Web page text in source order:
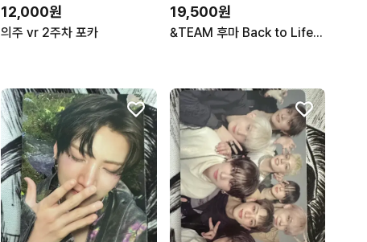
12,000원
의주 vr 2주차 포카
19,500원
&TEAM 후마 Back to Life YouTube Gift